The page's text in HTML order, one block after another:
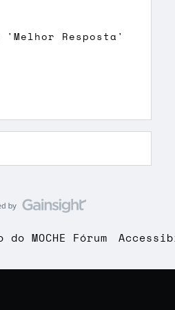
Resposta'
MOCHE Fórum